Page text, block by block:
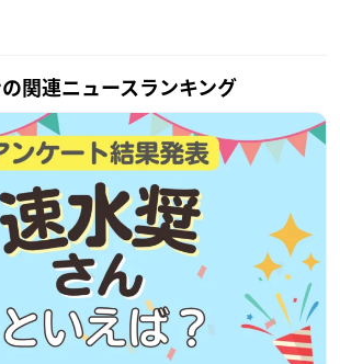
関連ニュースランキング